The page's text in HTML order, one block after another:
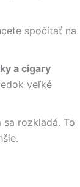
spočítať na
a cigary
veľké
rozkladá. To